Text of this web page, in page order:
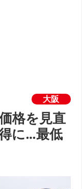
大阪
格を見直
に…最低